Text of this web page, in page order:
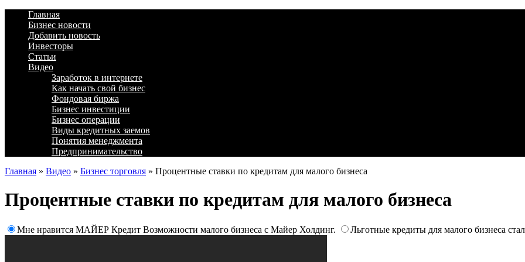
Главная
Бизнес новости
Добавить новость
Инвесторы
Статьи
Видео
Заработок в интернете
Как начать свой бизнес
Фондовая биржа
Бизнес инвестиции
Бизнес операции
Виды кредитных заемов
Понятия менеджмента
Предпринимательство
Главная » Видео » Бизнес торговля » Процентные ставки по кредитам для малого бизнеса
Процентные ставки по кредитам для малого бизнеса
Мне нравится МАЙЕР Кредит Возможности малого бизнеса с Майер Холдинг. Льготные кредиты для малого бизнеса